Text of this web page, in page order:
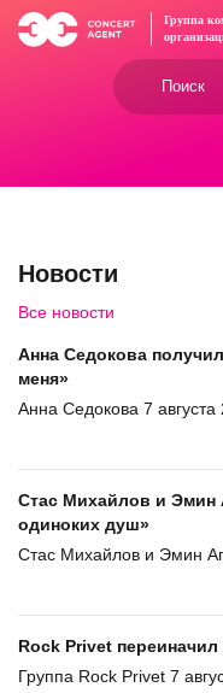
Перейти
Группа
Новости
Все новости
Анна Седокова
меня»
Анна Седокова 7 августа
Стас Михайлов и Эмин
одиноких душ»
Стас Михайлов и Эмин
Rock Privet
Группа Rock Privet 7